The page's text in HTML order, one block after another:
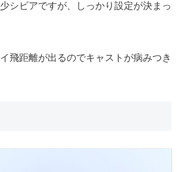
シビアですが、しっかり設定が決まっ
飛距離が出るのでキャストが病みつき